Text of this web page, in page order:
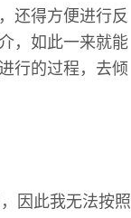
还得方便进行反
，如此一来就能
行的过程，去倾
因此我无法按照